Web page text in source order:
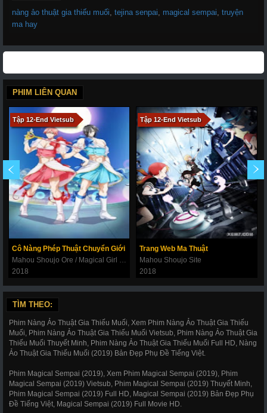
nàng ảo thuật gia thiếu muối tejina senpai magical sempai truyện
ma hay
PHIM LIÊN QUAN
Tập 12-End Vietsub
Cô Nàng Phép Thuật Chuyển Giới
Mahou Shoujo Ore / Magical Girl Ore
2018
Tập 12-End Vietsub
Trang Web Ma Thuật
Mahou Shoujo Site
2018
TÌM THEO:
Phim Nàng Ảo Thuật Gia Thiếu Muối, Xem Phim Nàng Ảo Thuật Gia Thiếu
Muối, Phim Nàng Ảo Thuật Gia Thiếu Muối Vietsub, Phim Nàng Ảo Thuật Gia
Thiếu Muối Thuyết Minh, Phim Nàng Ảo Thuật Gia Thiếu Muối Full HD, Nàng
Ảo Thuật Gia Thiếu Muối (2019) Bản Đẹp Phụ Đề Tiếng Việt.
Phim Magical Sempai (2019), Xem Phim Magical Sempai (2019), Phim
Magical Sempai (2019) Vietsub, Phim Magical Sempai (2019) Thuyết Minh,
Phim Magical Sempai (2019) Full HD, Magical Sempai (2019) Bản Đẹp Phụ
Đề Tiếng Việt, Magical Sempai (2019) Full Movie HD.